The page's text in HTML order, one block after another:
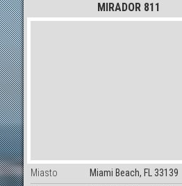
MIRADOR 811
Miasto
Miami Beach, FL 33139